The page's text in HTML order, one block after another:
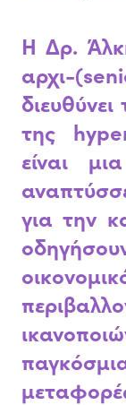
Η Δρ.
αρχι-
της
είναι
για την